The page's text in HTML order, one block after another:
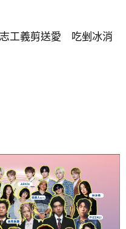
工義剪送愛 吃剉冰消